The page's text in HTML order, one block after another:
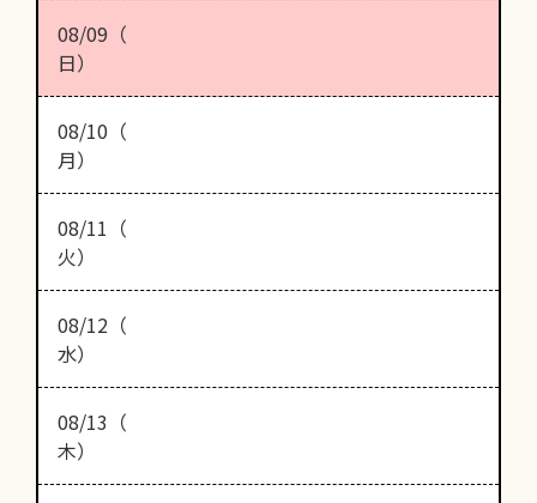
08/09（
日）
08/10（
月）
08/11（
火）
08/12（
水）
08/13（
木）